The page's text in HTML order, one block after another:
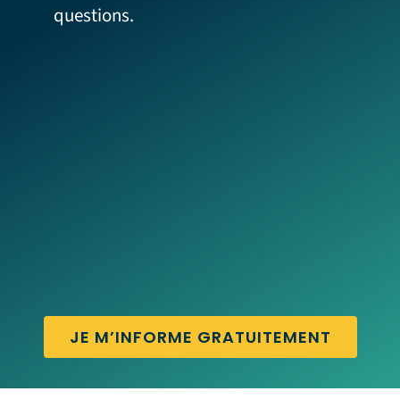
questions.
JE M’INFORME GRATUITEMENT